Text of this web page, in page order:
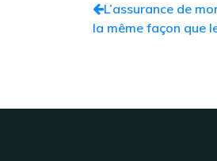
L’assurance de
la même façon que